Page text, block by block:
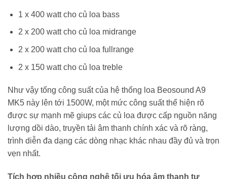
1 x 400 watt cho củ loa bass
2 x 200 watt cho củ loa midrange
2 x 200 watt cho củ loa fullrange
2 x 150 watt cho củ loa treble
Như vậy tổng công suất của hệ thống loa Beosound A9
MK5 này lên tới 1500W, một mức công suất thể hiện rõ
được sự mạnh mẽ giups các củ loa được cấp nguồn năng
lượng dồi dào, truyền tải âm thanh chính xác và rõ ràng,
trình diễn đa dạng các dòng nhạc khác nhau đầy đủ và trọn
vẹn nhất.
Tích hợp nhiều công nghệ tối ưu hóa âm thanh tự